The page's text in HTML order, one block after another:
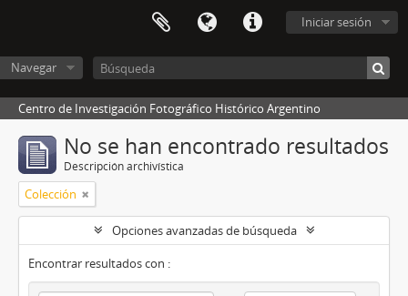
Iniciar sesión
Navegar
Centro de Investigación Fotográfico Histórico Argentino
No se han encontrado resultados
Descripción archivística
Colección
Opciones avanzadas de búsqueda
Encontrar resultados con :